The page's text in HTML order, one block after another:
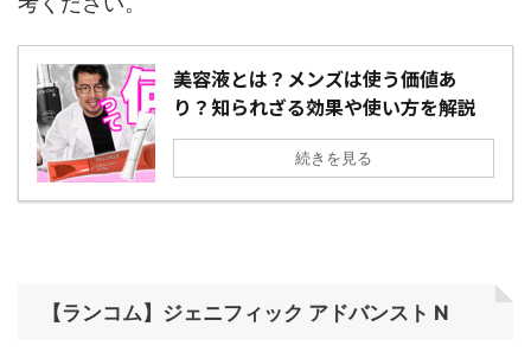
美容液とは？メンズは使う価値あ
り？知られざる効果や使い方を解説
続きを見る
【ランコム】ジェニフィック アドバンスト N